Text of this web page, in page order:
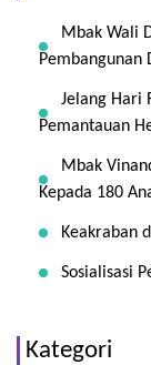
Mbak Wali
Pembangunan
Jelang Hari
Pemantauan
Mbak
Kepada 180
Keakraban
Sosialisasi
Kategori